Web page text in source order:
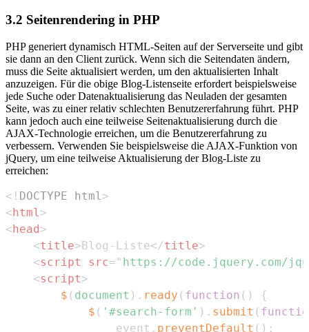
3.2 Seitenrendering in PHP
PHP generiert dynamisch HTML-Seiten auf der Serverseite und gibt
sie dann an den Client zurück. Wenn sich die Seitendaten ändern,
muss die Seite aktualisiert werden, um den aktualisierten Inhalt
anzuzeigen. Für die obige Blog-Listenseite erfordert beispielsweise
jede Suche oder Datenaktualisierung das Neuladen der gesamten
Seite, was zu einer relativ schlechten Benutzererfahrung führt. PHP
kann jedoch auch eine teilweise Seitenaktualisierung durch die
AJAX-Technologie erreichen, um die Benutzererfahrung zu
verbessern. Verwenden Sie beispielsweise die AJAX-Funktion von
jQuery, um eine teilweise Aktualisierung der Blog-Liste zu
erreichen:
<! DOCTYPE html>
<html>
<head>
<title>Blog-Liste</title>
<script src= " https://code.jquery.com/
<script>
$ ( document ) . ready ( function ( )
{
$ ( '#search-form' ) . submit (
                event
. preventDefault ( ) ;